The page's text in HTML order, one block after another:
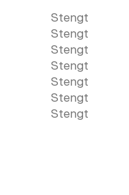
Stengt
Stengt
Stengt
Stengt
Stengt
Stengt
Stengt